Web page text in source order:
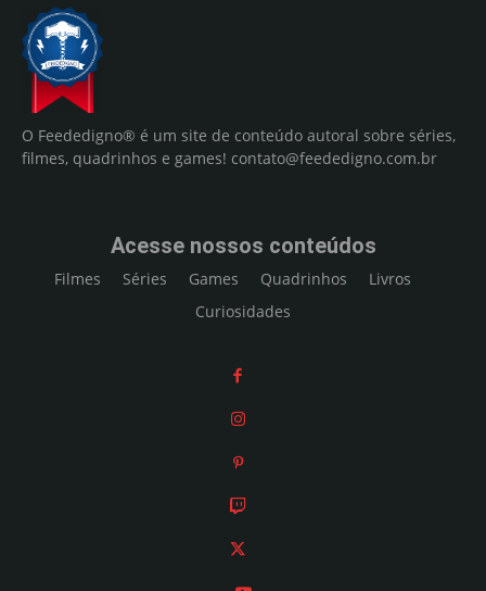
O Feededigno® é um site de conteúdo autoral sobre séries,
filmes, quadrinhos e games! contato@feededigno.com.br
Acesse nossos conteúdos
Filmes Séries Games Quadrinhos
Livros
Curiosidades